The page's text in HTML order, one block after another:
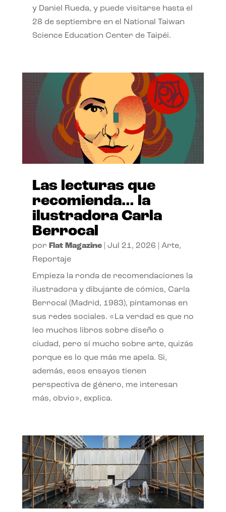
y Daniel Rueda, y puede visitarse hasta el
28 de septiembre en el National Taiwan
Science Education Center de Taipéi.
Las lecturas que
recomienda… la
ilustradora Carla
Berrocal
por Flat Magazine| Jul 21, 2026 Arte,
Reportaje
Empieza la ronda de recomendaciones la
ilustradora y dibujante de cómics, Carla
Berrocal (Madrid, 1983), pintamonas en
sus redes sociales. «La verdad es que no
leo muchos libros sobre diseño o
ciudad, pero sí mucho sobre arte, quizás
porque es lo que más me apela. Si,
además, esos ensayos tienen
perspectiva de género, me interesan
más, obvio», explica.